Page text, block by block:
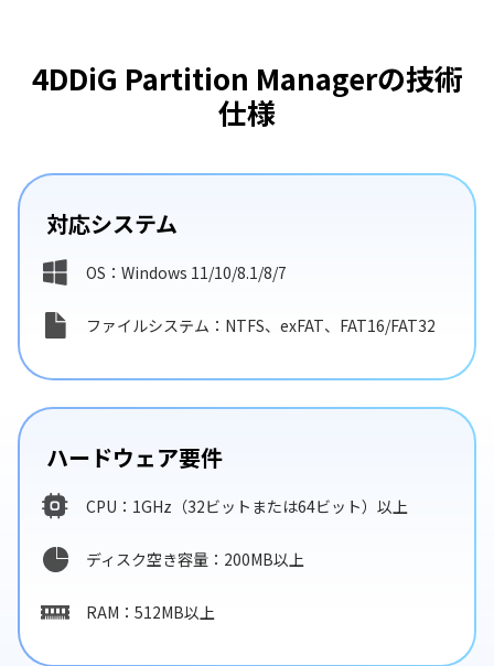
4DDiG Partition Managerの技術
仕様
対応システム
OS：Windows 11/10/8.1/8/7
ファイルシステム：NTFS、exFAT、FAT16/FAT32
ハードウェア要件
CPU：1GHz（32ビットまたは64ビット）以上
ディスク空き容量：200MB以上
RAM：512MB以上